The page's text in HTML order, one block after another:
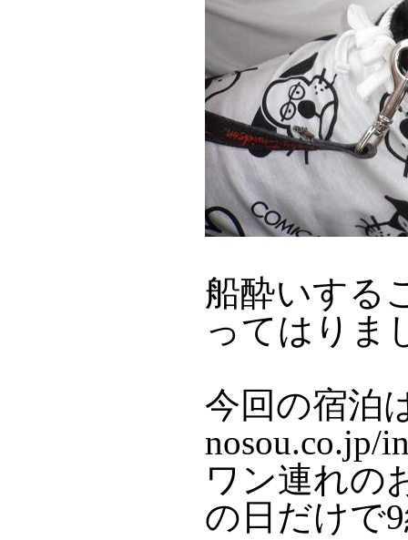
船酔いする
ってはりま
今回の宿泊
nosou.co.jp/
ワン連れの
の日だけで